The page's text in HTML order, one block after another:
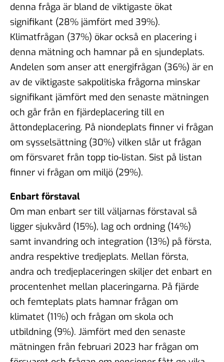
denna fråga är bland de viktigaste ökat
signifikant (28% jämfört med 39%).
Klimatfrågan (37%) ökar också en placering i
denna mätning och hamnar på en sjundeplats.
Andelen som anser att energifrågan (36%) är en
av de viktigaste sakpolitiska frågorna minskar
signifikant jämfört med den senaste mätningen
och går från en fjärdeplacering till en
åttondeplacering. På niondeplats finner vi frågan
om sysselsättning (30%) vilken slår ut frågan
om försvaret från topp tio-listan. Sist på listan
finner vi frågan om miljö (29%).
Enbart förstaval
Om man enbart ser till väljarnas förstaval så
ligger sjukvård (15%), lag och ordning (14%)
samt invandring och integration (13%) på första,
andra respektive tredjeplats. Mellan första,
andra och tredjeplaceringen skiljer det enbart en
procentenhet mellan placeringarna. På fjärde
och femteplats plats hamnar frågan om
klimatet (11%) och frågan om skola och
utbildning (9%). Jämfört med den senaste
mätningen från februari 2023 har frågan om